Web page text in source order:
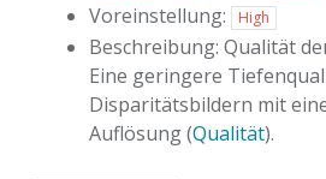
Voreinstellung: High
Beschreibung: Qualität
Eine geringere
Disparitätsbildern mit
Auflösung (Qualität).